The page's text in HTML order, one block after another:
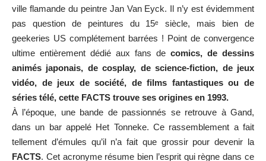
ville flamande du peintre Jan Van Eyck. Il n’y est évidemment
pas question de peintures du 15ᵉ siècle, mais bien de
geekeries US complétement barrées ! Point de convergence
ultime entièrement dédié aux fans de comics, de dessins
animés japonais, de cosplay, de science-fiction, de jeux
vidéo, de jeux de société, de films fantastiques ou de
séries télé, cette FACTS trouve ses origines en 1993.
À l’époque, une bande de passionnés se retrouve à Gand,
dans un bar appelé Het Tonneke. Ce rassemblement a fait
tellement d’émules qu’il n’a fait que grossir pour devenir la
FACTS. Cet acronyme résume bien l’esprit qui règne dans ce